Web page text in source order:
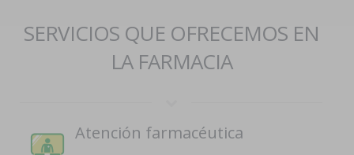
SERVICIOS QUE OFRECEMOS EN
LA FARMACIA
Atención farmacéutica